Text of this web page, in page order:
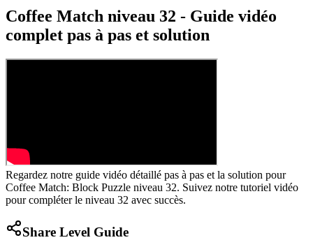
Coffee Match niveau 32 - Guide vidéo
complet pas à pas et solution
Regardez notre guide vidéo détaillé pas à pas et la solution pour
Coffee Match: Block Puzzle niveau 32. Suivez notre tutoriel vidéo
pour compléter le niveau 32 avec succès.
Share Level Guide